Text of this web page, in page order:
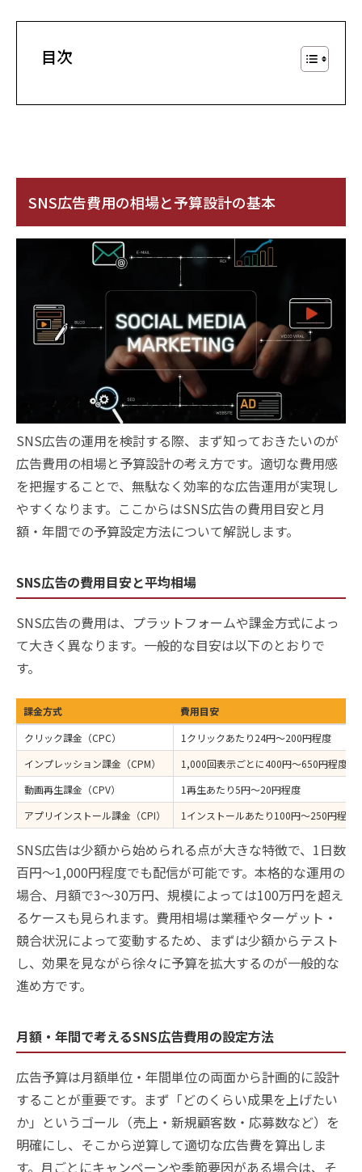
目次
SNS広告費用の相場と予算設計の基本
SNS広告の運用を検討する際、まず知っておきたいのが
広告費用の相場と予算設計の考え方です。適切な費用感
を把握することで、無駄なく効率的な広告運用が実現し
やすくなります。ここからはSNS広告の費用目安と月
額・年間での予算設定方法について解説します。
SNS広告の費用目安と平均相場
SNS広告の費用は、プラットフォームや課金方式によっ
て大きく異なります。一般的な目安は以下のとおりで
す。
課金方式
費用目安
クリック課金（CPC）
1クリックあたり24円〜200円程度
インプレッション課金（CPM）
1,000回表示ごとに400円〜650円程度
動画再生課金（CPV）
1再生あたり5円〜20円程度
アプリインストール課金（CPI）
1インストールあたり100円〜250円程度
SNS広告は少額から始められる点が大きな特徴で、1日数
百円〜1,000円程度でも配信が可能です。本格的な運用の
場合、月額で3〜30万円、規模によっては100万円を超え
るケースも見られます。費用相場は業種やターゲット・
競合状況によって変動するため、まずは少額からテスト
し、効果を見ながら徐々に予算を拡大するのが一般的な
進め方です。
月額・年間で考えるSNS広告費用の設定方法
広告予算は月額単位・年間単位の両面から計画的に設計
することが重要です。まず「どのくらい成果を上げたい
か」というゴール（売上・新規顧客数・応募数など）を
明確にし、そこから逆算して適切な広告費を算出しま
す。月ごとにキャンペーンや季節要因がある場合は、そ